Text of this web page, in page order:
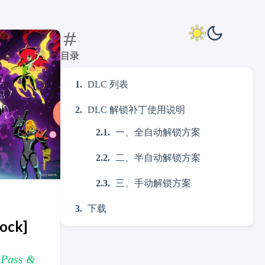
目录
DLC 列表
DLC 解锁补丁使用说明
一、全自动解锁方案
二、半自动解锁方案
三、手动解锁方案
下载
&